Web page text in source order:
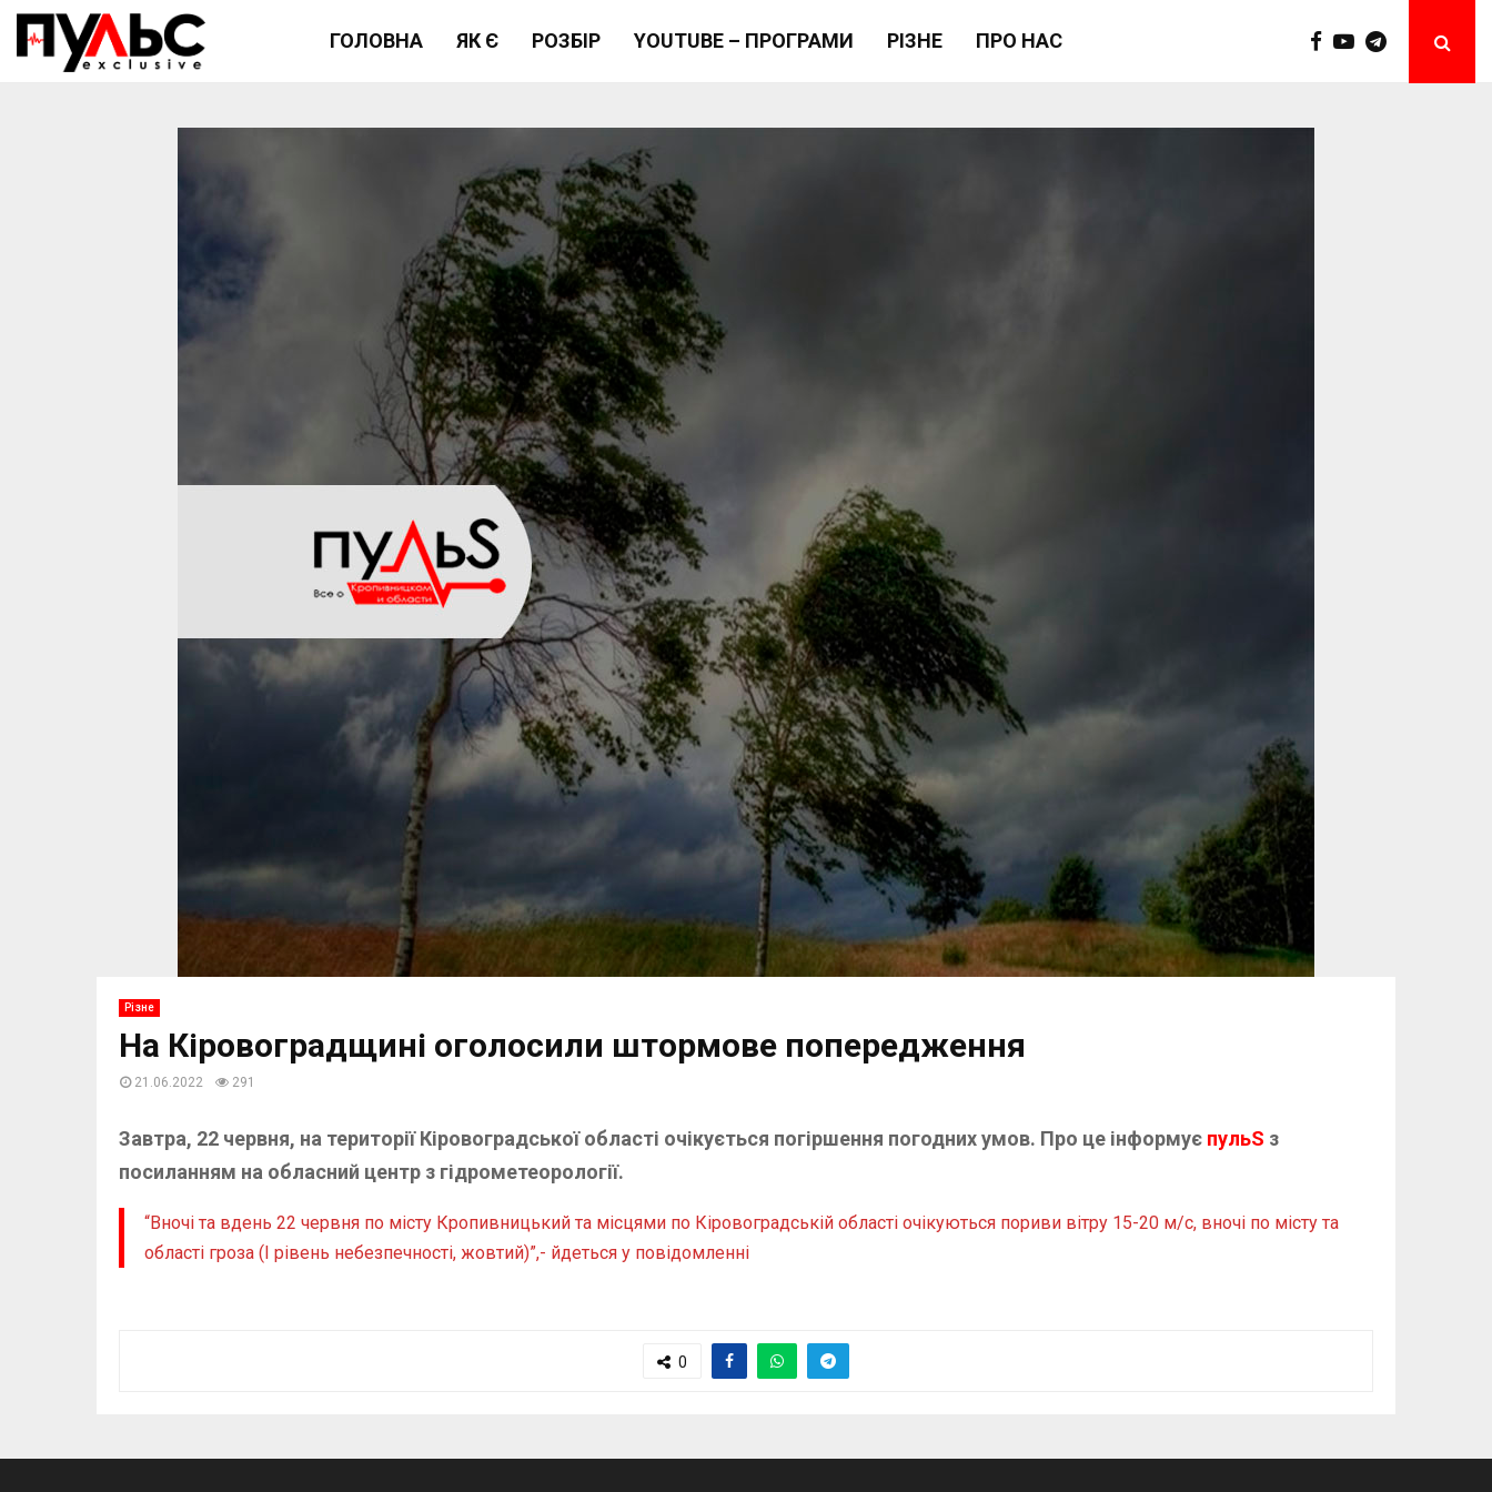
ГОЛОВНА ЯК Є РОЗБІР YOUTUBE – ПРОГРАМИ РІЗНЕ ПРО НАС
Різне
На Кіровоградщині оголосили штормове попередження
21.06.2022 291
Завтра, 22 червня, на території Кіровоградської області очікується погіршення погодних умов. Про це інформує пульS з
посиланням на обласний центр з гідрометеорології.
“Вночі та вдень 22 червня по місту Кропивницький та місцями по Кіровоградській області очікуються пориви вітру 15-20 м/с, вночі по місту та
області гроза (І рівень небезпечності, жовтий)”,- йдеться у повідомленні
0